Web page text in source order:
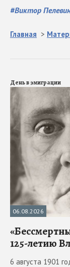
#Виктор
Главная >
День в эмиграции
06.08.2026
125-летию
6 августа 1901